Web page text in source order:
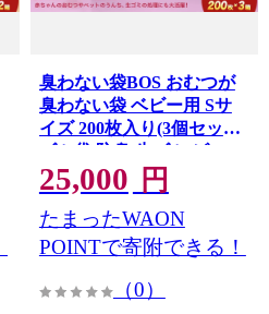
臭わない袋BOS おむつが
臭わない袋 ベビー用 Sサ
イズ 200枚入り(3個セット)
ゴミ袋 防臭 生ゴミ ビニー
ル袋 赤ちゃん ママ オムツ
ペット おむつ 臭わない 防
臭袋 生ごみ 箱型 セット 小
樽市 北海道
25,000 円
たまったWAON
POINTで寄附できる！
（0）